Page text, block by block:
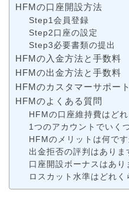
HFMの口座開設方法
Step1会員登録
Step2口座の設定
Step3必要書類の提出
HFMの入金方法と手数料
HFMの出金方法と手数料
HFMのカスタマーサポー
HFMのよくある質問
HFMの口座維持費はど
1つのアカウントでいく
HFMのメリットは何です
出金拒否の評判はありま
口座開設ボーナスはあり
ロスカット水準はどれく